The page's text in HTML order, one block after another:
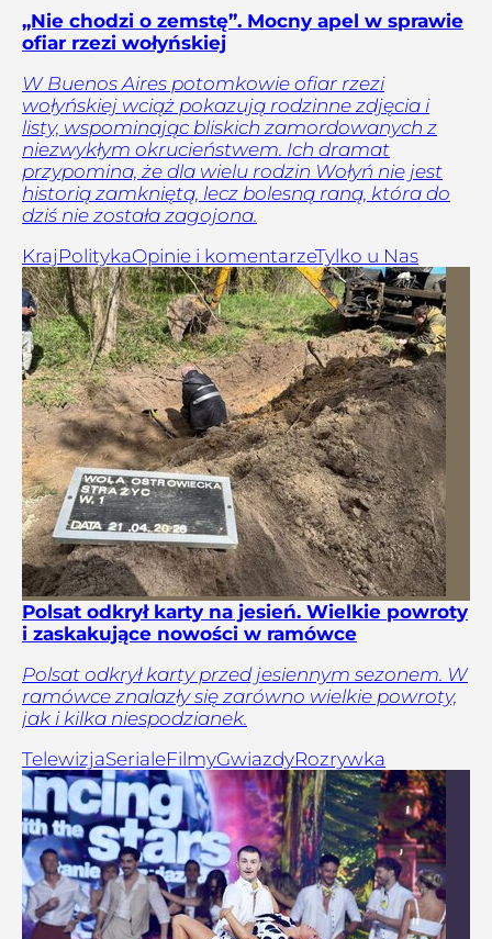
„Nie chodzi o zemstę”. Mocny apel w sprawie
ofiar rzezi wołyńskiej
W Buenos Aires potomkowie ofiar rzezi
wołyńskiej wciąż pokazują rodzinne zdjęcia i
listy, wspominając bliskich zamordowanych z
niezwykłym okrucieństwem. Ich dramat
przypomina, że dla wielu rodzin Wołyń nie jest
historią zamkniętą, lecz bolesną raną, która do
dziś nie została zagojona.
Kraj PolitykaOpinie i komentarzeTylko u Nas
Polsat odkrył karty na jesień. Wielkie powroty
i zaskakujące nowości w ramówce
Polsat odkrył karty przed jesiennym sezonem. W
ramówce znalazły się zarówno wielkie powroty,
jak i kilka niespodzianek.
TelewizjaSerialeFilmyGwiazdyRozrywka